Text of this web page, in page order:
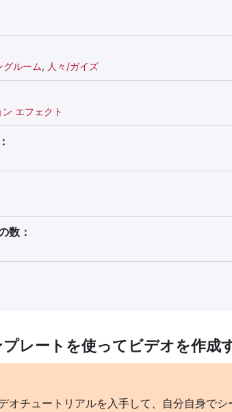
グルーム, 人々/ガイズ
エフェクト
数：
レートを使ってビデオを作成
オチュートリアルを入手して、自分自身でシ